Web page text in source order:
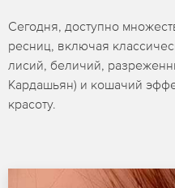
Сегодня, доступно
ресниц, включая
лисий, беличий,
Кардашьян) и кошачий
красоту.